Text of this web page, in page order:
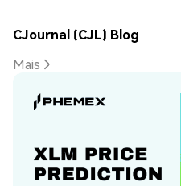
CJournal (CJL) Blog
Mais